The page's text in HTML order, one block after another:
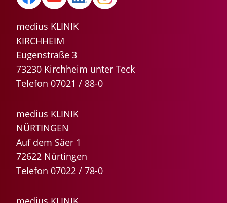
medius KLINIK
KIRCHHEIM
Eugenstraße 3
73230 Kirchheim unter Teck
Telefon 07021 / 88-0
medius KLINIK
NÜRTINGEN
Auf dem Säer 1
72622 Nürtingen
Telefon 07022 / 78-0